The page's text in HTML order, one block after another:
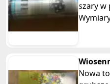
szary w
prezent
Nowa